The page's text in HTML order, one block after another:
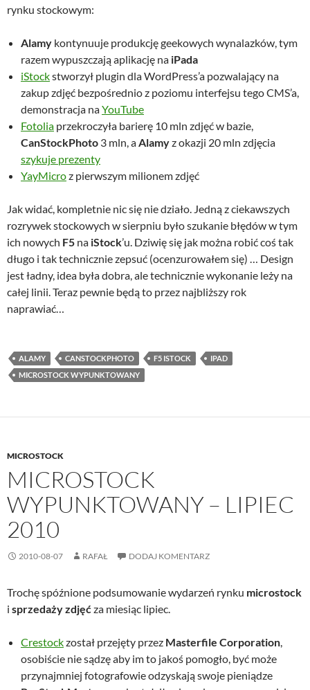
rynku stockowym:
Alamy kontynuuje produkcję geekowych wynalazków, tym
razem wypuszczają aplikację na iPada
iStockstworzył plugin dla WordPress’a pozwalający na
zakup zdjęć bezpośrednio z poziomu interfejsu tego CMS’a,
demonstracja naYouTube
Fotolia przekroczyła barierę 10 mln zdjęć w bazie,
CanStockPhoto 3 mln, aAlamyz okazji 20 mln zdjęcia
szykuje prezenty
YayMicroz pierwszym milionem zdjęć
Jak widać, kompletnie nic się nie działo. Jedną z ciekawszych
rozrywek stockowych w sierpniu było szukanie błędów w tym
ich nowych F5 na iStock’u. Dziwię się jak można robić coś tak
długo i tak technicznie zepsuć (ocenzurowałem się) … Design
jest ładny, idea była dobra, ale technicznie wykonanie leży na
całej linii. Teraz pewnie będą to przez najbliższy rok
naprawiać…
ALAMY CANSTOCKPHOTO F5 ISTOCK
IPAD
MICROSTOCK WYPUNKTOWANY
MICROSTOCK
MICROSTOCK
WYPUNKTOWANY – LIPIEC
2010
2010-08-07 RAFAŁ DODAJ KOMENTARZ
Trochę spóźnione podsumowanie wydarzeń rynku microstock
i sprzedaży zdjęćza miesiąc lipiec.
Crestockzostał przejęty przez Masterfile Corporation,
osobiście nie sądzę aby im to jakoś pomogło, być może
przynajmniej fotografowie odzyskają swoje pieniądze